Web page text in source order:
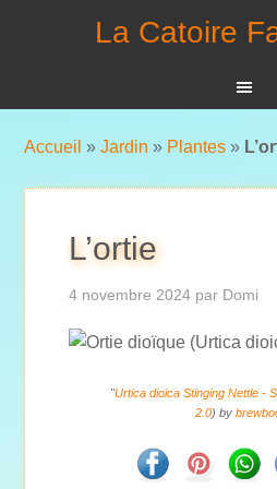
La Catoire
Accueil »Jardin » Plantes »
L’ortie
4 novembre 2024 par Domi
"Urtica dioica Stinging Nettle -
2.0) by